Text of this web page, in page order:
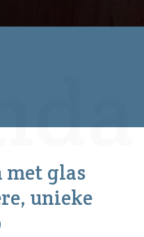
met glas
unieke